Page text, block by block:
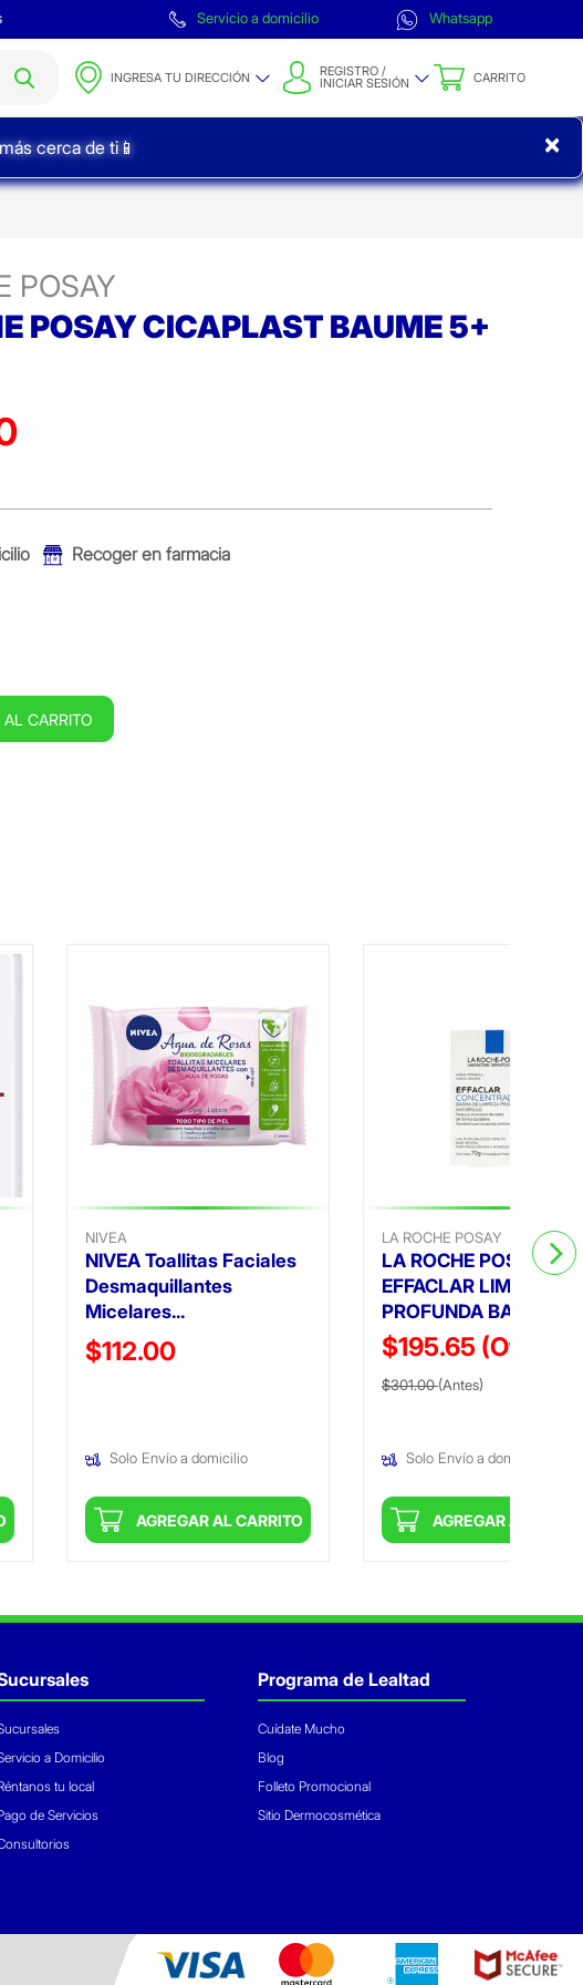
Servicio a domicilio Whatsapp
INGRESA TU DIRECCIÓN REGISTRO /
INICIAR SESIÓN CARRITO
cerca de ti📱 ×
POSAY
POSAY CICAPLAST BAUME 5+
Recoger en farmacia
AL CARRITO
NIVEA
NIVEA Toallitas Faciales
Desmaquillantes
Micelares...
Precio reducido de
$112.00
Solo Envío a domicilio
AGREGAR AL CARRITO
LA ROCHE POSAY
LA ROCHE POSAY
EFFACLAR LIMPIEZA
PROFUNDA BARRA
$195.65 (Oferta)
Precio reducido de
$301.00(Antes)
Solo Envío a domicilio
AGREGAR AL
a Domicilio
tu local
de Servicios
Programa de Lealtad
Cuídate Mucho
Blog
Folleto Promocional
Sitio Dermocosmética